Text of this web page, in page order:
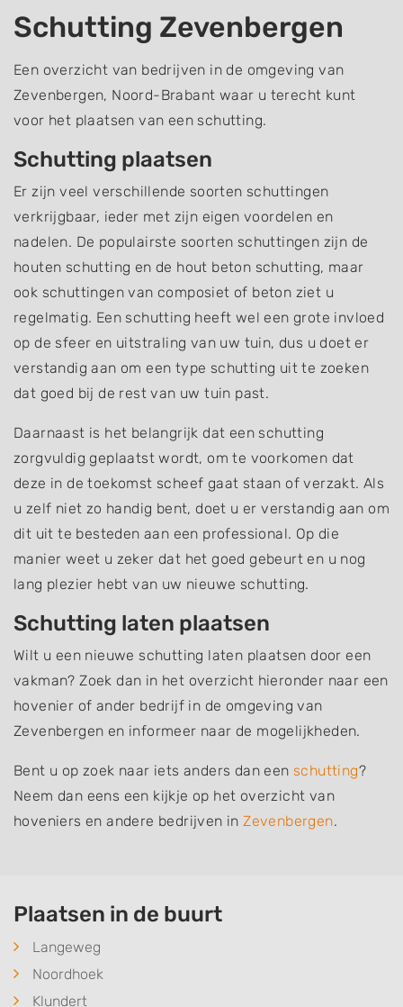
Schutting Zevenbergen
Een overzicht van bedrijven in de omgeving van
Zevenbergen, Noord-Brabant waar u terecht kunt
voor het plaatsen van een schutting.
Schutting plaatsen
Er zijn veel verschillende soorten schuttingen
verkrijgbaar, ieder met zijn eigen voordelen en
nadelen. De populairste soorten schuttingen zijn de
houten schutting en de hout beton schutting, maar
ook schuttingen van composiet of beton ziet u
regelmatig. Een schutting heeft wel een grote invloed
op de sfeer en uitstraling van uw tuin, dus u doet er
verstandig aan om een type schutting uit te zoeken
dat goed bij de rest van uw tuin past.
Daarnaast is het belangrijk dat een schutting
zorgvuldig geplaatst wordt, om te voorkomen dat
deze in de toekomst scheef gaat staan of verzakt. Als
u zelf niet zo handig bent, doet u er verstandig aan om
dit uit te besteden aan een professional. Op die
manier weet u zeker dat het goed gebeurt en u nog
lang plezier hebt van uw nieuwe schutting.
Schutting laten plaatsen
Wilt u een nieuwe schutting laten plaatsen door een
vakman? Zoek dan in het overzicht hieronder naar een
hovenier of ander bedrijf in de omgeving van
Zevenbergen en informeer naar de mogelijkheden.
Bent u op zoek naar iets anders dan een schutting?
Neem dan eens een kijkje op het overzicht van
hoveniers en andere bedrijven inZevenbergen.
Plaatsen in de buurt
Langeweg
Noordhoek
Klundert